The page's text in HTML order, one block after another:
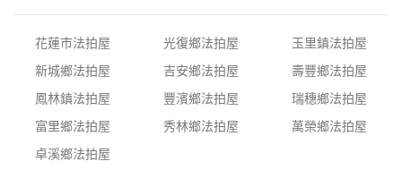
花蓮市法拍屋 光復鄉法拍屋 玉里鎮法拍屋
新城鄉法拍屋 吉安鄉法拍屋 壽豐鄉法拍屋
鳳林鎮法拍屋 豐濱鄉法拍屋 瑞穗鄉法拍屋
富里鄉法拍屋 秀林鄉法拍屋 萬榮鄉法拍屋
卓溪鄉法拍屋